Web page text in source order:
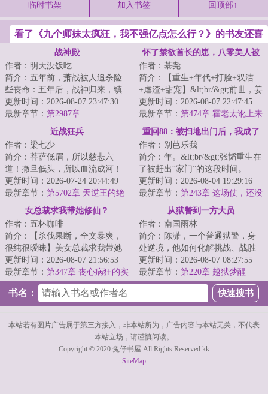
临时书架 加入书签 回顶部↑
看了《九个师妹太疯狂，我不强亿点怎么行？》的书友还喜
欢看
战神殿
作者：明天没饭吃
简介：五年前，萧战被人追杀险
些丧命：五年后，战神归来，镇
压世间一切宵小。...
更新时间：2026-08-07 23:47:30
最新章节： 第2987章
怀了禁欲首长的崽，八零美人被
作者：慕尧
简介：【重生+年代+打脸+双洁
+虐渣+甜宠】&lt;br/&gt;前世，姜
云笙新婚夜见着丈夫和小姑子卿
卿我我，愤怒...
更新时间：2026-08-07 22:47:45
最新章节： 第474章 霍老太讹上来
了
近战狂兵
作者：梁七少
简介：菩萨低眉，所以慈悲六
道！撒旦低头，所以血流成河！
以撒旦之名，专职杀戮，他要当
最强的那个男人！...
更新时间：2026-07-24 20:44:49
最新章节： 第5702章 天逆王的绝
重回88：被扫地出门后，我成了
万元户
作者：别芭乐我
简介：年。&lt;br/&gt;张韬重生在
了被赶出“家门”的这段时间。
&lt;br/&gt;二十三年的某个雨夜，
医院抱错...
更新时间：2026-08-04 19:29:16
最新章节： 第243章 这场仗，还没
开打就已经结束了
女总裁求我带她修仙？
作者：五杯咖啡
简介：【杀伐果断，全文暴爽，
很纯很暧昧】美女总裁求我带她
双修，征服全世界！&lt;br/&gt;解
石工林凡得...
更新时间：2026-08-07 21:56:53
最新章节： 第347章 丧心病狂的实
从狱警到一方大员
作者：南国雨林
简介：陈潇，一个普通狱警，身
处逆境，他如何化解挑战、战胜
困境，最终登上权力之巅？且看
他揭开官场密码...
更新时间：2026-08-07 08:27:55
最新章节： 第220章 越狱梦醒
书名：
本站若有图片广告属于第三方接入，非本站所为，广告内容与本站无关，不代表
本站立场，请谨慎阅读。
Copyright © 2020 兔仔书屋 All Rights Reserved.kk
SiteMap